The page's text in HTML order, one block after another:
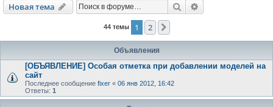
Новая тема Поиск
44 темы 1 2
Объявления
[ОБЪЯВЛЕНИЕ] Особая отметка при добавлении моделей на
сайт
Последнее сообщение fixer « 06 янв 2012, 16:42
Ответы: 1